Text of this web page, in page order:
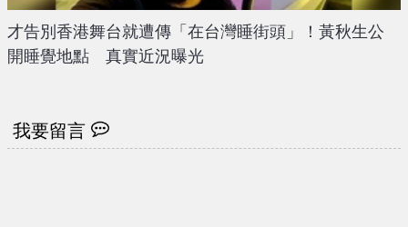
才告別香港舞台就遭傳「在台灣睡街頭」！黃秋生公
開睡覺地點 真實近況曝光
我要留言